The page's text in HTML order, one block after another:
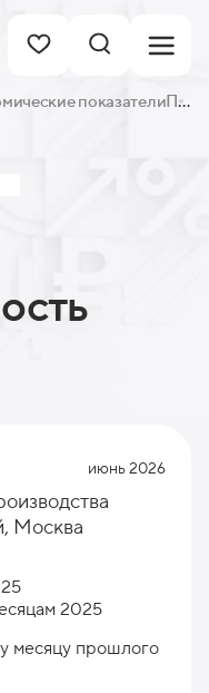
показатели Промышленность
июнь 2026
Москва
2025
месяцу прошлого